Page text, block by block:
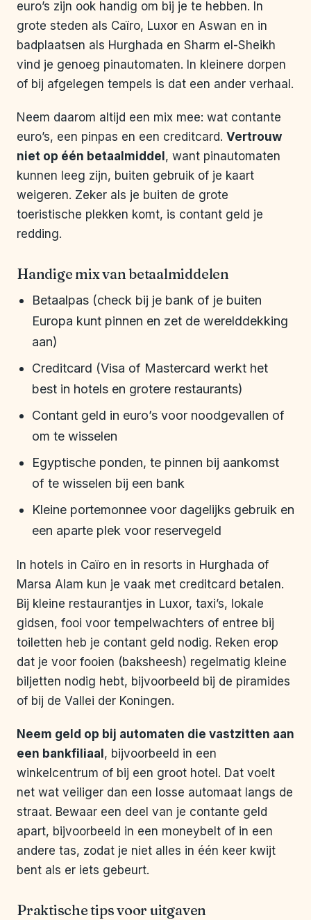
euro’s zijn ook handig om bij je te hebben. In
grote steden als Caïro, Luxor en Aswan en in
badplaatsen als Hurghada en Sharm el-Sheikh
vind je genoeg pinautomaten. In kleinere dorpen
of bij afgelegen tempels is dat een ander verhaal.
Neem daarom altijd een mix mee: wat contante
euro’s, een pinpas en een creditcard. Vertrouw
niet op één betaalmiddel , want pinautomaten
kunnen leeg zijn, buiten gebruik of je kaart
weigeren. Zeker als je buiten de grote
toeristische plekken komt, is contant geld je
redding.
Handige mix van betaalmiddelen
Betaalpas (check bij je bank of je buiten
Europa kunt pinnen en zet de werelddekking
aan)
Creditcard (Visa of Mastercard werkt het
best in hotels en grotere restaurants)
Contant geld in euro’s voor noodgevallen of
om te wisselen
Egyptische ponden, te pinnen bij aankomst
of te wisselen bij een bank
Kleine portemonnee voor dagelijks gebruik en
een aparte plek voor reservegeld
In hotels in Caïro en in resorts in Hurghada of
Marsa Alam kun je vaak met creditcard betalen.
Bij kleine restaurantjes in Luxor, taxi’s, lokale
gidsen, fooi voor tempelwachters of entree bij
toiletten heb je contant geld nodig. Reken erop
dat je voor fooien (baksheesh) regelmatig kleine
biljetten nodig hebt, bijvoorbeeld bij de piramides
of bij de Vallei der Koningen.
Neem geld op bij automaten die vastzitten aan
een bankfiliaal , bijvoorbeeld in een
winkelcentrum of bij een groot hotel. Dat voelt
net wat veiliger dan een losse automaat langs de
straat. Bewaar een deel van je contante geld
apart, bijvoorbeeld in een moneybelt of in een
andere tas, zodat je niet alles in één keer kwijt
bent als er iets gebeurt.
Praktische tips voor uitgaven